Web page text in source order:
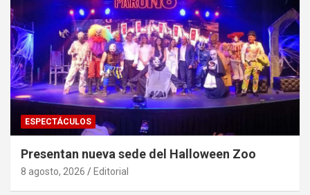
ESPECTÁCULOS
Presentan nueva sede del Halloween Zoo
8 agosto, 2026 Editorial